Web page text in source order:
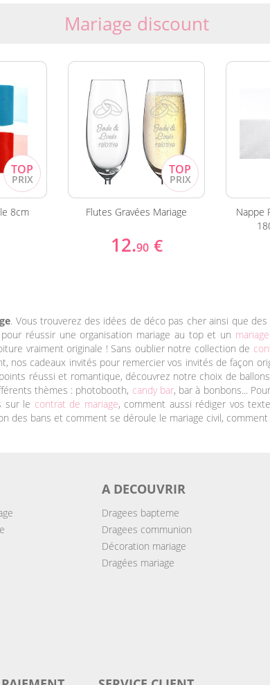
Mariage discount
8cm Flutes Gravées Mariage
12.90 €
Nappe
. Vous trouverez des idées de déco pas cher ainsi que
réussir une organisation mariage au top et un
vraiment originale ! Sans oublier notre collection de
nos cadeaux invités pour remercier vos invités de façon
réussi et romantique, découvrez notre choix de
thèmes : photobooth, candy bar, bar à bonbons...
sur le contrat de mariage, comment aussi rédiger vos
des bans et comment se déroule le mariage civil,
A DECOUVRIR
Dragees bapteme
Dragees communion
Décoration mariage
Dragées mariage